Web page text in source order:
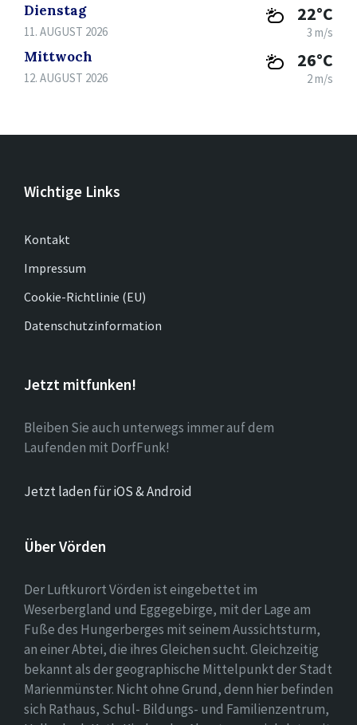
Dienstag
11. AUGUST 2026
22°C
3 m/s
Mittwoch
12. AUGUST 2026
26°C
2 m/s
Wichtige Links
Kontakt
Impressum
Cookie-Richtlinie (EU)
Datenschutzinformation
Jetzt mitfunken!
Bleiben Sie auch unterwegs immer auf dem
Laufenden mit DorfFunk!
Jetzt laden für iOS & Android
Über Vörden
Der Luftkurort Vörden ist eingebettet im
Weserbergland und Eggegebirge, mit der Lage am
Fuße des Hungerberges mit seinem Aussichtsturm,
an einer Abtei, die ihres Gleichen sucht. Gleichzeitig
bekannt als der geographische Mittelpunkt der Stadt
Marienmünster. Nicht ohne Grund, denn hier befinden
sich Rathaus, Schul- Bildungs- und Familienzentrum,